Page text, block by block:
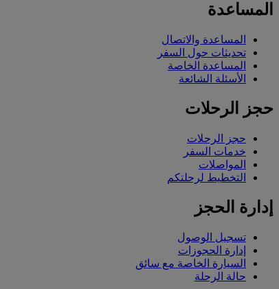
المساعدة
المساعدة والاتصال
تحديثات حول السفر
المساعدة الخاصة
الأسئلة الشائعة
حجز الرحلات
حجز الرحلات
خدمات السفر
المواصلات
التخطيط لرحلتكم
إدارة الحجز
تسجيل الوصول
إدارة الحجوزات
السيارة الخاصة مع سائق
حالة الرحلة